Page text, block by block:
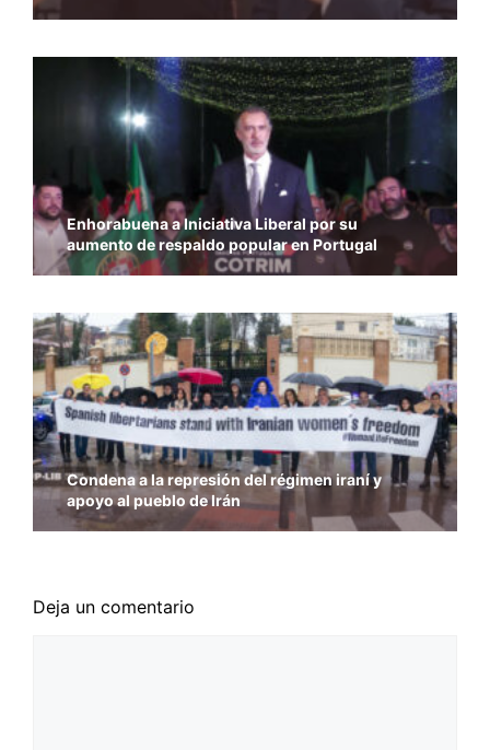
Enhorabuena a Iniciativa Liberal por su
aumento de respaldo popular en Portugal
Condena a la represión del régimen iraní y
apoyo al pueblo de Irán
Deja un comentario